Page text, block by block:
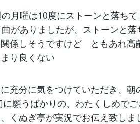
月曜は10度にストーンと落ち
がありましたが、ストーンと
係しそうですけど ともあれ高
り良くない
充分に気をつけていただき、朝
に願うばかりの、わたくしめで
くぬぎ亭が実況でお伝え致し